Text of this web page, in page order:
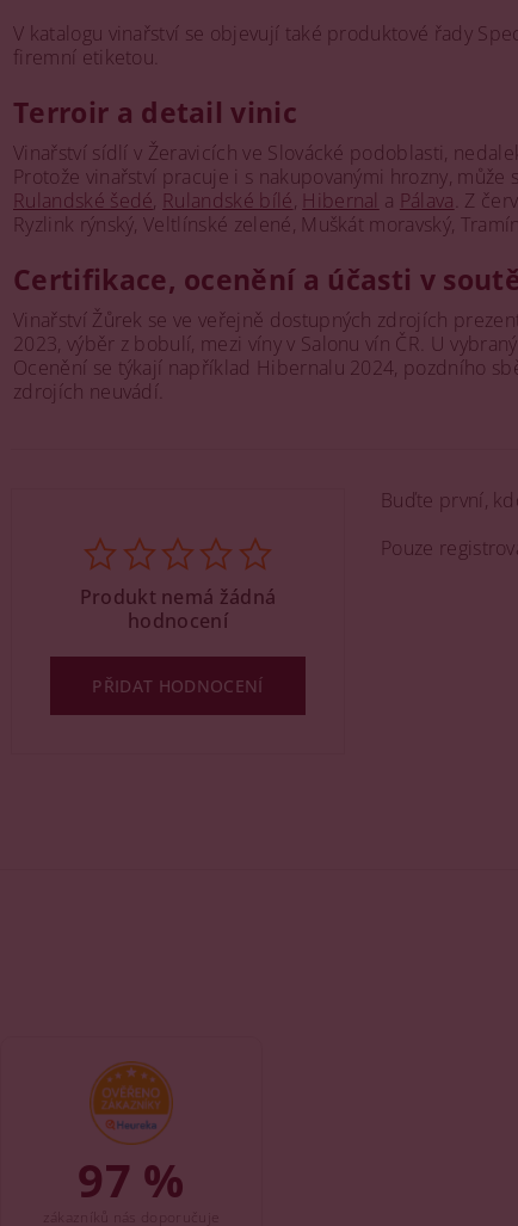
V katalogu vinařství se objevují také produktové řady
firemní etiketou.
Terroir a detail vinic
Vinařství sídlí v Žeravicích ve Slovácké podoblasti,
Protože vinařství pracuje i s nakupovanými hrozny,
Rulandské šedé, Rulandské bílé, Hibernal a Pálava . Z
Ryzlink rýnský, Veltlínské zelené, Muškát moravský,
Certifikace, ocenění a účasti v
Vinařství Žůrek se ve veřejně dostupných zdrojích
2023, výběr z bobulí, mezi víny v Salonu vín ČR. U
Ocenění se týkají například Hibernalu 2024, pozdního
zdrojích neuvádí.
Buďte první,
Pouze
Produkt nemá žádná
hodnocení
PŘIDAT HODNOCENÍ
97 %